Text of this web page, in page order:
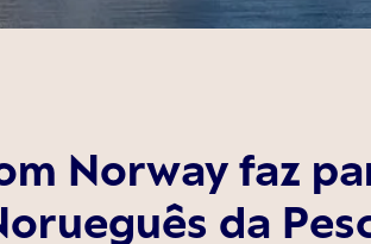
Norway faz
da